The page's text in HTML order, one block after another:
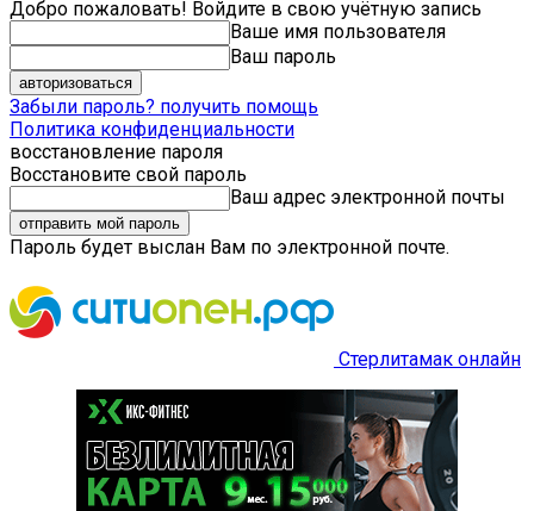
Добро пожаловать! Войдите в свою учётную запись
Ваше имя пользователя
Ваш пароль
Забыли пароль? получить помощь
Политика конфиденциальности
восстановление пароля
Восстановите свой пароль
Ваш адрес электронной почты
Пароль будет выслан Вам по электронной почте.
Стерлитамак онлайн